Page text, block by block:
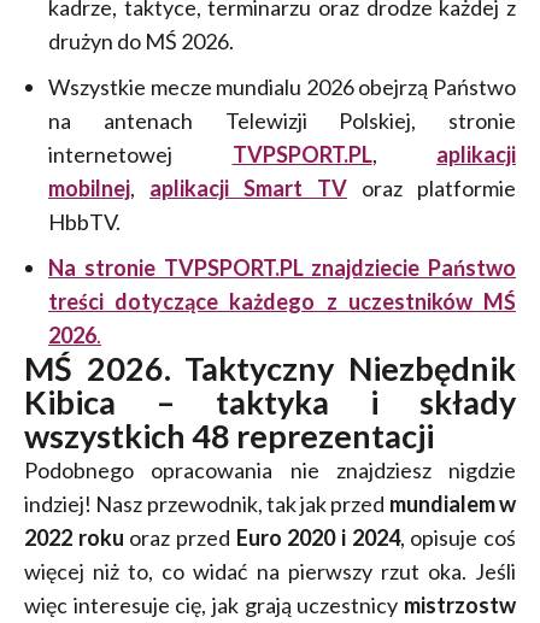
kadrze, taktyce, terminarzu oraz drodze każdej z
drużyn do MŚ 2026.
Wszystkie mecze mundialu 2026 obejrzą Państwo
na antenach Telewizji Polskiej, stronie
internetowej TVPSPORT.PL, aplikacji
mobilnej, aplikacji Smart TV oraz platformie
HbbTV.
Na stronie TVPSPORT.PL znajdziecie Państwo
treści dotyczące każdego z uczestników MŚ
2026.
MŚ 2026. Taktyczny Niezbędnik
Kibica – taktyka i składy
wszystkich 48 reprezentacji
Podobnego opracowania nie znajdziesz nigdzie
indziej! Nasz przewodnik, tak jak przed mundialem w
2022 roku oraz przed Euro 2020 i 2024, opisuje coś
więcej niż to, co widać na pierwszy rzut oka. Jeśli
więc interesuje cię, jak grają uczestnicy mistrzostw